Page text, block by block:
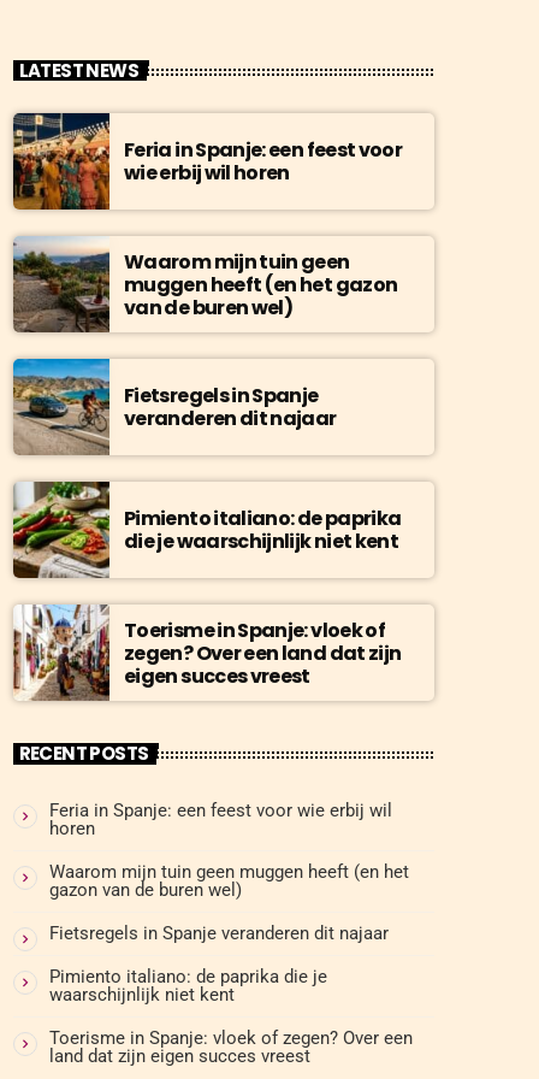
LATEST NEWS
Feria in Spanje: een feest voor
wie erbij wil horen
Waarom mijn tuin geen
muggen heeft (en het gazon
van de buren wel)
Fietsregels in Spanje
veranderen dit najaar
Pimiento italiano: de paprika
die je waarschijnlijk niet kent
Toerisme in Spanje: vloek of
zegen? Over een land dat zijn
eigen succes vreest
RECENT POSTS
Feria in Spanje: een feest voor wie erbij wil
horen
Waarom mijn tuin geen muggen heeft (en het
gazon van de buren wel)
Fietsregels in Spanje veranderen dit najaar
Pimiento italiano: de paprika die je
waarschijnlijk niet kent
Toerisme in Spanje: vloek of zegen? Over een
land dat zijn eigen succes vreest